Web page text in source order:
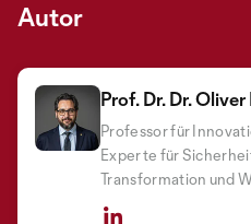
Autor
Prof. Dr. Dr.
Professor für
Experte für
Transformation und